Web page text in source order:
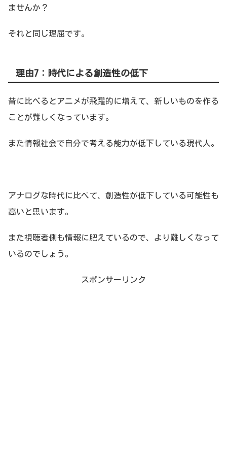
ませんか？
それと同じ理屈です。
理由7：時代による創造性の低下
昔に比べるとアニメが飛躍的に増えて、新しいものを作る
ことが難しくなっています。
また情報社会で自分で考える能力が低下している現代人。
アナログな時代に比べて、創造性が低下している可能性も
高いと思います。
また視聴者側も情報に肥えているので、より難しくなって
いるのでしょう。
スポンサーリンク